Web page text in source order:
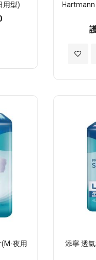
用型)
加
至
夜用
添寧 透